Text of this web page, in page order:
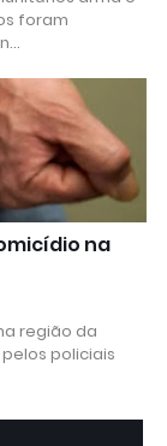
foram
na
região da
policiais